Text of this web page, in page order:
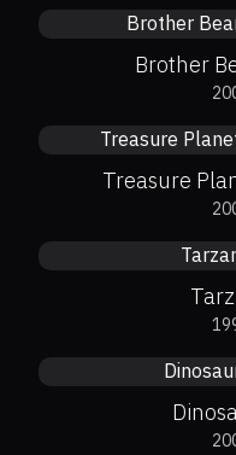
Brother
69%
60%
Treasure
89%
79%
64%